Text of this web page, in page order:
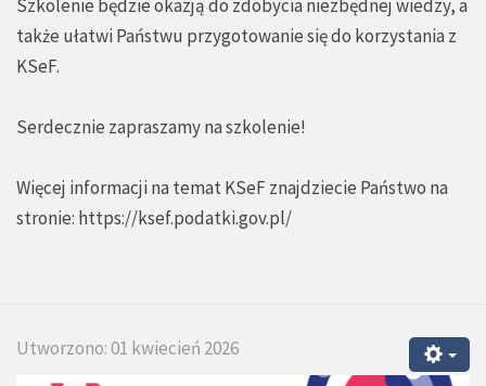
Szkolenie będzie okazją do zdobycia niezbędnej wiedzy, a
także ułatwi Państwu przygotowanie się do korzystania z
KSeF.
Serdecznie zapraszamy na szkolenie!
Więcej informacji na temat KSeF znajdziecie Państwo na
stronie: https://ksef.podatki.gov.pl/
Utworzono: 01 kwiecień 2026